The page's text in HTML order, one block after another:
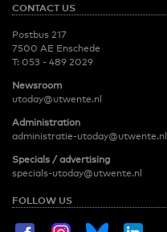
CONTACT US
Postbus 217
7500 AE Enschede
T: 053 - 489 2029
Newsroom
utoday@utwente.nl
Administration
administratie-utoday@utwente.nl
Specials / advertising
specials-utoday@utwente.nl
FOLLOW US